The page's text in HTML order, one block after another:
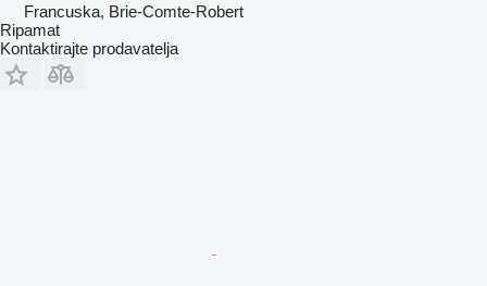
Francuska, Brie-Comte-Robert
Ripamat
Kontaktirajte prodavatelja